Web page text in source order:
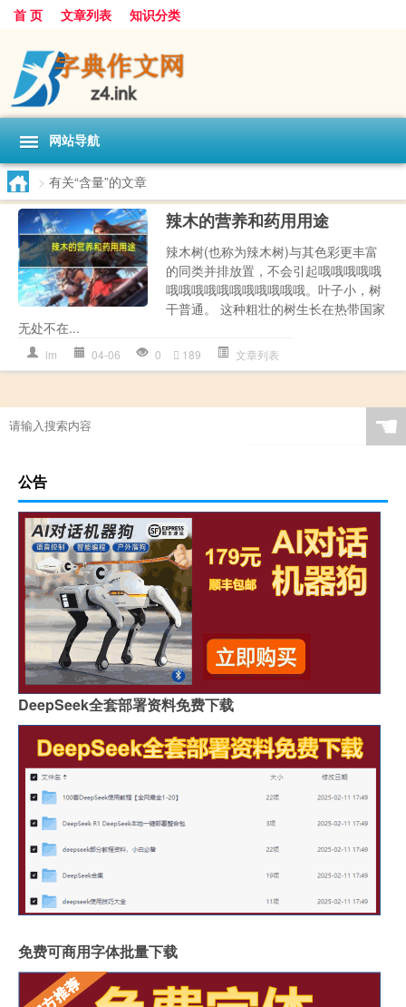
首 页 文章列表 知识分类
网站导航
> 有关“含量”的文章
辣木的营养和药用用途
辣木树(也称为辣木树)与其色彩更丰富
的同类并排放置，不会引起哦哦哦哦哦
哦哦哦哦哦哦哦哦哦哦哦。叶子小，树
干普通。 这种粗壮的树生长在热带国家
无处不在...
lm 04-06 0 189 文章列表
☚
公告
DeepSeek全套部署资料免费下载
免费可商用字体批量下载